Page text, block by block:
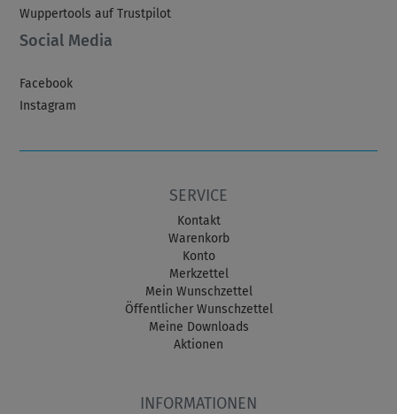
Wuppertools auf Trustpilot
Social Media
Facebook
Instagram
SERVICE
Kontakt
Warenkorb
Konto
Merkzettel
Mein Wunschzettel
Öffentlicher Wunschzettel
Meine Downloads
Aktionen
INFORMATIONEN